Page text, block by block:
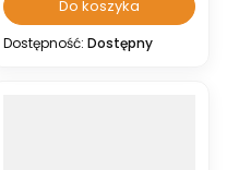
Do koszyka
Dostępność: Dostępny